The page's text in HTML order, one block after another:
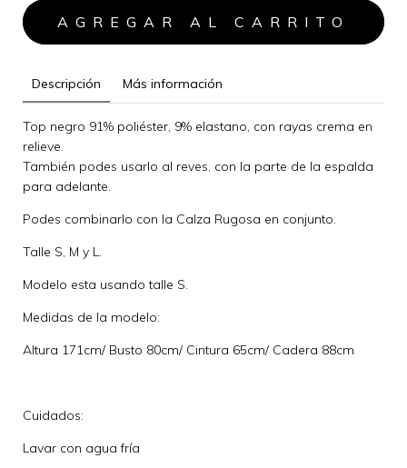
Descripción Más información
Top negro 91% poliéster, 9% elastano, con rayas crema en
relieve.
También podes usarlo al reves, con la parte de la espalda
para adelante.
Podes combinarlo con la Calza Rugosa en conjunto.
Talle S, M y L.
Modelo esta usando talle S.
Medidas de la modelo:
Altura 171cm/ Busto 80cm/ Cintura 65cm/ Cadera 88cm
Cuidados:
Lavar con agua fría